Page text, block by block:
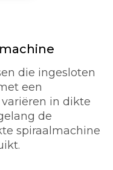
die ingesloten
een
in dikte
de
spiraalmachine